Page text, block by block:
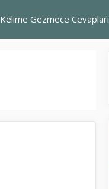
Kelime Gezmece Cevapları